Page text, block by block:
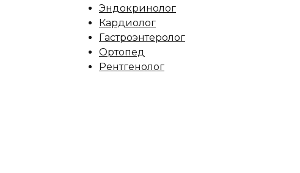
Эндокринолог
Кардиолог
Гастроэнтеролог
Ортопед
Рентгенолог